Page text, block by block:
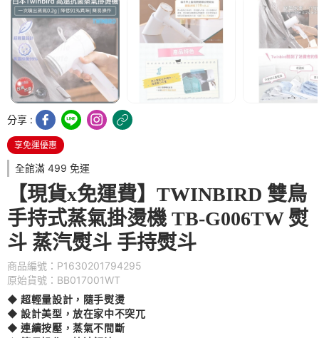
分享 :
享免運優惠
全館滿 499 免運
【現貨x免運費】TWINBIRD 雙鳥
手持式蒸氣掛燙機 TB-G006TW 熨
斗 蒸汽熨斗 手持熨斗
商品編號：P1630201794295
原始貨號：BB017001WT
◆ 超輕量設計，隨手熨燙
◆ 設計美型，放在家中不突兀
◆ 連續按壓，蒸氣不間斷